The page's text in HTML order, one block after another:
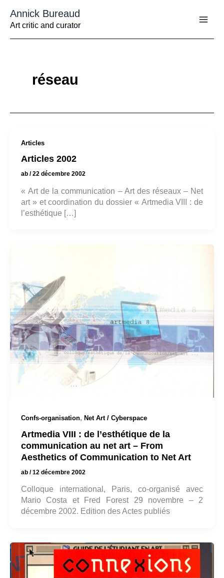
contenu
Annick Bureaud
Art critic and curator
réseau
Articles
Articles 2002
ab /22 décembre 2002
« Art de la communication – Art des réseaux – Net
art » et coordination du dossier « Artmedia VIII : de
l’esthétique […]
Confs-organisation, Net Art / Cyberspace
Artmedia VIII : de l’esthétique de la
communication au net art – From
Aesthetics of Communication to Net Art
ab /12 décembre 2002
Colloque international, Paris, co-organisé avec
Mario Costa et Fred Forest 29 novembre – 2
décembre 2002. Edition des Actes publiés